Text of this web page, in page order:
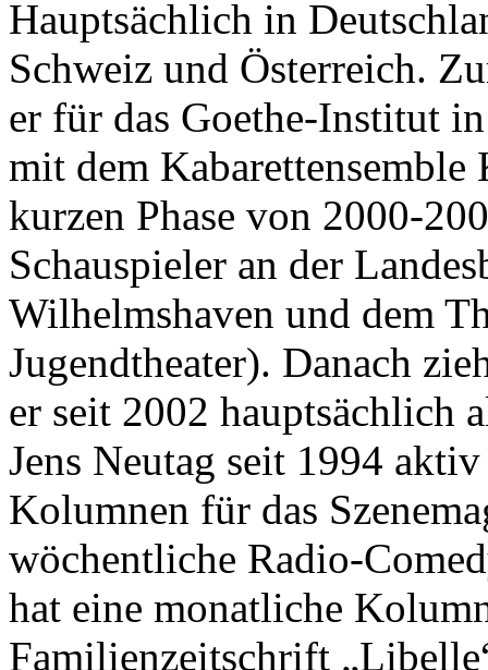
Hauptsächlich in
Schweiz und Österreich.
er für das Goethe-Institut
mit dem
kurzen Phase von 2000-
Schauspieler an der
Wilhelmshaven und dem
Jugendtheater). Danach
er seit 2002 hauptsächlich
Jens Neutag seit 1994
Kolumnen für das
wöchentliche Radio-
hat eine monatliche
Familienzeitschrift